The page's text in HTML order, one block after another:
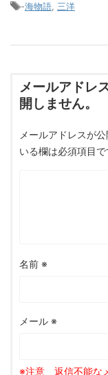
-海物語, 三洋
メールアドレ
開しません。
メールアドレスが
いる欄は必須項目で
名前 ※
メール ※